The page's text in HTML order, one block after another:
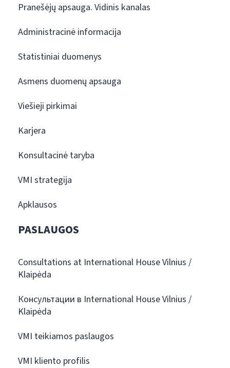
Pranešėjų apsauga. Vidinis kanalas
Administracinė informacija
Statistiniai duomenys
Asmens duomenų apsauga
Viešieji pirkimai
Karjera
Konsultacinė taryba
VMI strategija
Apklausos
PASLAUGOS
Consultations at International House Vilnius /
Klaipėda
Консультации в International House Vilnius /
Klaipėda
VMI teikiamos paslaugos
VMI kliento profilis